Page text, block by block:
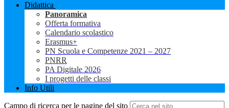
Didattica
Panoramica
Offerta formativa
Calendario scolastico
Erasmus+
PN Scuola e Competenze 2021 – 2027
PNRR
PA Digitale 2026
I progetti delle classi
Info Utili
Campo di ricerca per le pagine del sito